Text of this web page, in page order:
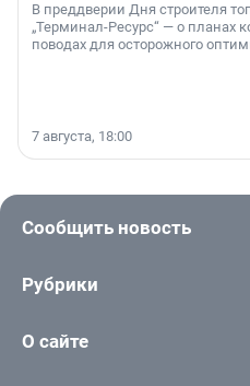
В преддверии Дня строителя
„Терминал-Ресурс“ — о планах
поводах для осторожного
7 августа, 18:00
Сообщить новость
Рубрики
О сайте